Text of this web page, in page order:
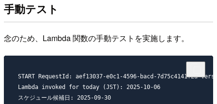
手動テスト
念のため、Lambda 関数の手動テストを実施します。
START RequestId: aef13037-e0c1-4596-bacd-7d75c4141f2a
Lambda invoked for today (JST): 2025-10-06
スケジュール候補日: 2025-09-30